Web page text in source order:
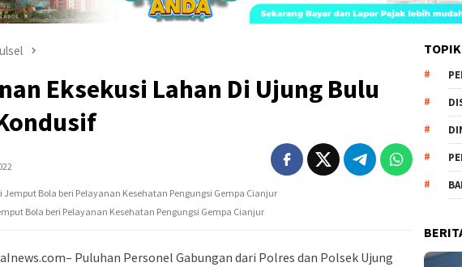
Eksekusi Lahan Di Ujung Bulu
Bola beri Pelayanan Kesehatan Pengungsi Gempa Cianjur
Puluhan Personel Gabungan dari Polres dan Polsek Ujung